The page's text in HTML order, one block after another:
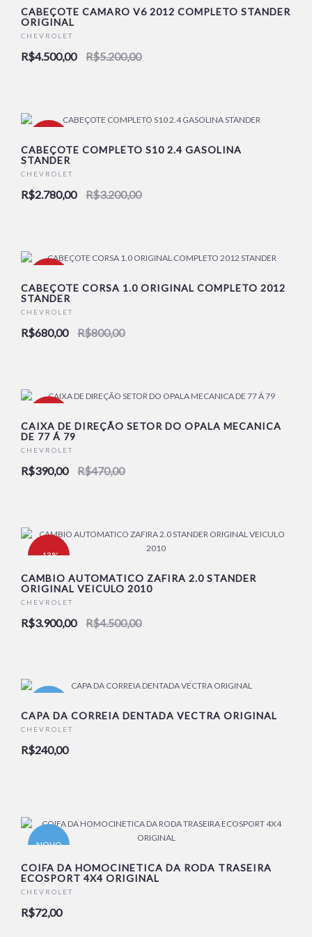
CABEÇOTE CAMARO V6 2012 COMPLETO STANDER
ORIGINAL
CHEVROLET
R$4.500,00 R$5.200,00
CABEÇOTE COMPLETO S10 2.4 GASOLINA
STANDER
CHEVROLET
R$2.780,00 R$3.200,00
CABEÇOTE CORSA 1.0 ORIGINAL COMPLETO 2012
STANDER
CHEVROLET
R$680,00 R$800,00
CAIXA DE DIREÇÃO SETOR DO OPALA MECANICA
DE 77 Á 79
CHEVROLET
R$390,00 R$470,00
-13%
NOVO
CAMBIO AUTOMATICO ZAFIRA 2.0 STANDER
ORIGINAL VEICULO 2010
CHEVROLET
R$3.900,00 R$4.500,00
CAPA DA CORREIA DENTADA VECTRA ORIGINAL
CHEVROLET
R$240,00
NOVO
COIFA DA HOMOCINETICA DA RODA TRASEIRA
ECOSPORT 4X4 ORIGINAL
CHEVROLET
R$72,00